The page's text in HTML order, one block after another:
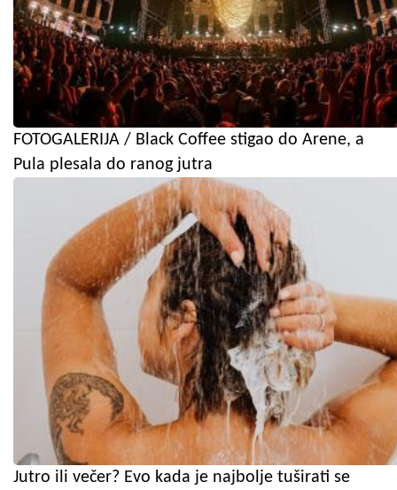
FOTOGALERIJA / Black Coffee stigao do Arene, a
Pula plesala do ranog jutra
Jutro ili večer? Evo kada je najbolje tuširati se